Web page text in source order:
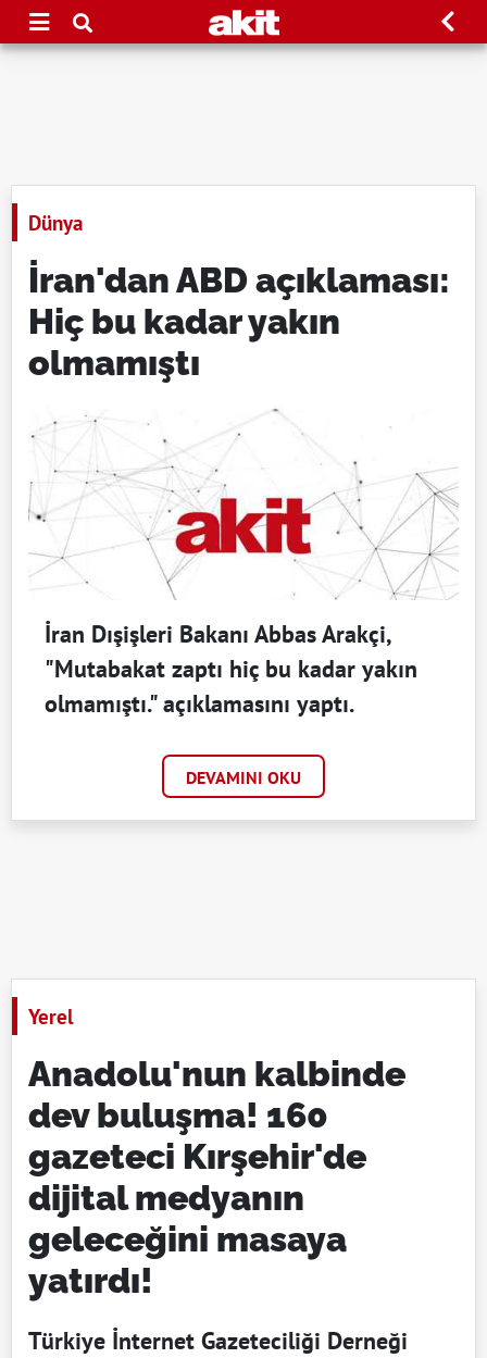
Dünya
İran'dan ABD açıklaması:
Hiç bu kadar yakın
olmamıştı
İran Dışişleri Bakanı Abbas Arakçi,
"Mutabakat zaptı hiç bu kadar yakın
olmamıştı." açıklamasını yaptı.
DEVAMINI OKU
Yerel
Anadolu'nun kalbinde
dev buluşma! 160
gazeteci Kırşehir'de
dijital medyanın
geleceğini masaya
yatırdı!
Türkiye İnternet Gazeteciliği Derneği